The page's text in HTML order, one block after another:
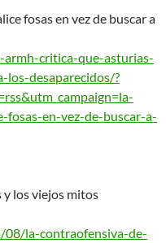
fosas en vez de buscar a
armh-critica-que-asturias-
los-desaparecidos/?
rss&utm_campaign=la-
fosas-en-vez-de-buscar-a-
los viejos mitos
08/la-contraofensiva-de-